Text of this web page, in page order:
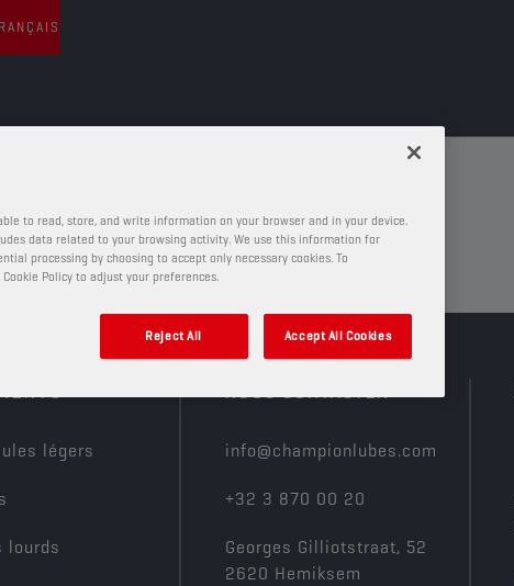
légers
lourds
NOUS CONTACTER
info@championlubes.com
+32 3 870 00 20
Georges Gilliotstraat, 52
2620 Hemiksem
to read, store, and write information on your browser and in your device.
data related to your browsing activity. We use this information for
processing by choosing to accept only necessary cookies. To
Policy to adjust your preferences.
Reject All Accept All Cookies